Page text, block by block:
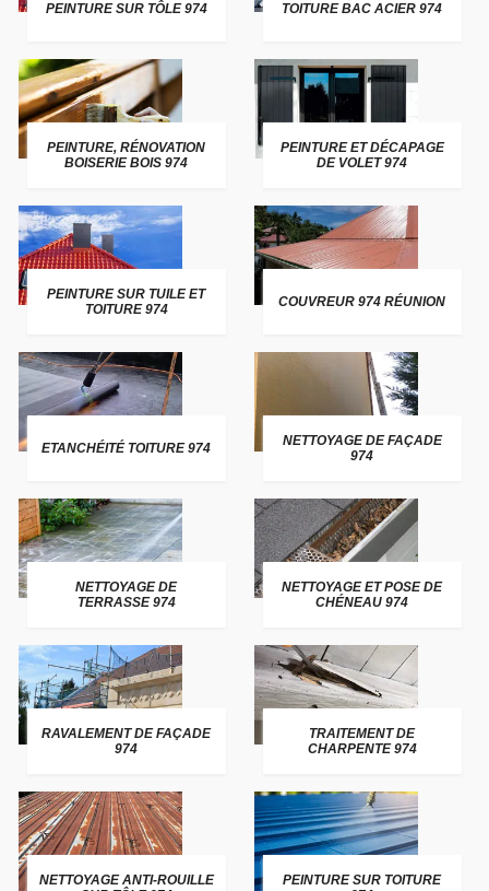
PEINTURE SUR TÔLE 974 TOITURE BAC ACIER 974
PEINTURE, RÉNOVATION
BOISERIE BOIS 974
PEINTURE ET DÉCAPAGE
DE VOLET 974
PEINTURE SUR TUILE ET
TOITURE 974
COUVREUR 974 RÉUNION
ETANCHÉITÉ TOITURE 974
NETTOYAGE DE FAÇADE
974
NETTOYAGE DE
TERRASSE 974
NETTOYAGE ET POSE DE
CHÉNEAU 974
RAVALEMENT DE FAÇADE
974
TRAITEMENT DE
CHARPENTE 974
NETTOYAGE ANTI-ROUILLE
PEINTURE SUR TOITURE